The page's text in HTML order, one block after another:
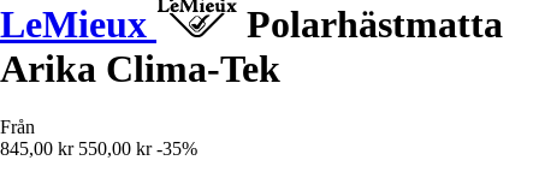
LeMieux
Polarhästmatta
Arika Clima-Tek
Från
845,00 kr 550,00 kr -35%